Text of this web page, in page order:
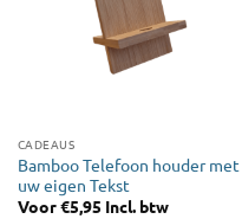
CADEAUS
Bamboo Telefoon houder met
uw eigen Tekst
Voor€5,95 Incl. btw